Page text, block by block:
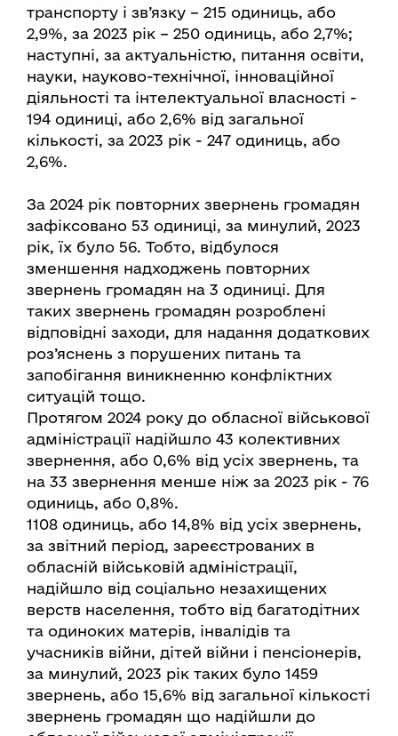
транспорту і зв’язку – 215 одиниць, або
2,9%, за 2023 рік – 250 одиниць, або 2,7%;
наступні, за актуальністю, питання освіти,
науки, науково-технічної, інноваційної
діяльності та інтелектуальної власності -
194 одиниці, або 2,6% від загальної
кількості, за 2023 рік - 247 одиниць, або
2,6%.
За 2024 рік повторних звернень громадян
зафіксовано 53 одиниці, за минулий, 2023
рік, їх було 56. Тобто, відбулося
зменшення надходжень повторних
звернень громадян на 3 одиниці. Для
таких звернень громадян розроблені
відповідні заходи, для надання додаткових
роз’яснень з порушених питань та
запобігання виникненню конфліктних
ситуацій тощо.
Протягом 2024 року до обласної військової
адміністрації надійшло 43 колективних
звернення, або 0,6% від усіх звернень, та
на 33 звернення менше ніж за 2023 рік - 76
одиниць, або 0,8%.
1108 одиниць, або 14,8% від усіх звернень,
за звітний період, зареєстрованих в
обласній військовій адміністрації,
надійшло від соціально незахищених
верств населення, тобто від багатодітних
та одиноких матерів, інвалідів та
учасників війни, дітей війни і пенсіонерів,
за минулий, 2023 рік таких було 1459
звернень, або 15,6% від загальної кількості
звернень громадян що надійшли до